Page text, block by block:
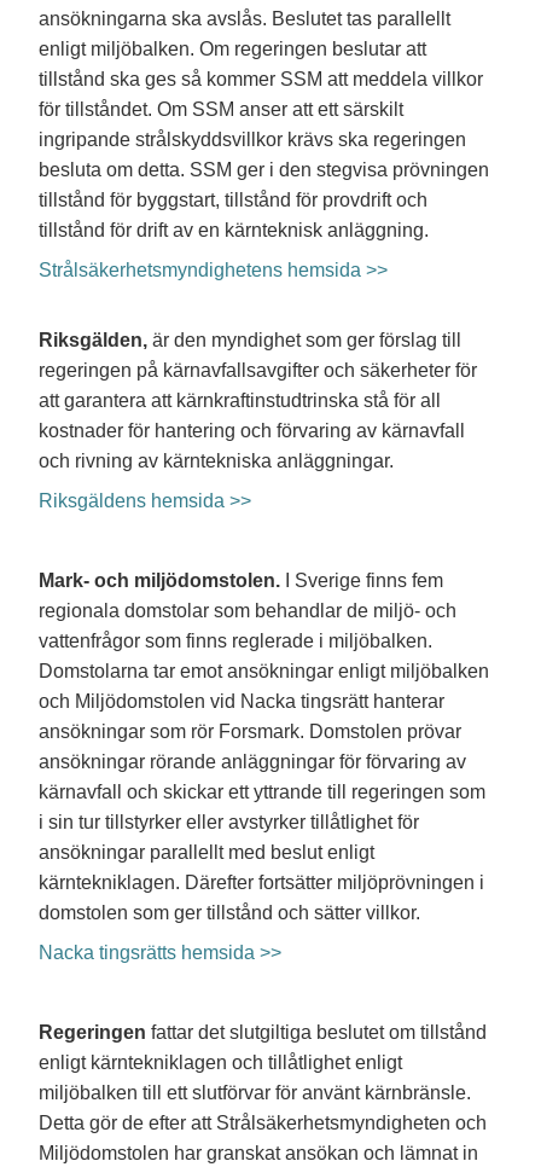
ansökningarna ska avslås. Beslutet tas parallellt
enligt miljöbalken. Om regeringen beslutar att
tillstånd ska ges så kommer SSM att meddela villkor
för tillståndet. Om SSM anser att ett särskilt
ingripande strålskyddsvillkor krävs ska regeringen
besluta om detta. SSM ger i den stegvisa prövningen
tillstånd för byggstart, tillstånd för provdrift och
tillstånd för drift av en kärnteknisk anläggning.
Strålsäkerhetsmyndighetens hemsida >>
Riksgälden, är den myndighet som ger förslag till
regeringen på kärnavfallsavgifter och säkerheter för
att garantera att kärnkraftinstudtrinska stå för all
kostnader för hantering och förvaring av kärnavfall
och rivning av kärntekniska anläggningar.
Riksgäldens hemsida >>
Mark- och miljödomstolen.
I Sverige finns fem
regionala domstolar som behandlar de miljö- och
vattenfrågor som finns reglerade i miljöbalken.
Domstolarna tar emot ansökningar enligt miljöbalken
och Miljödomstolen vid Nacka tingsrätt hanterar
ansökningar som rör Forsmark. Domstolen prövar
ansökningar rörande anläggningar för förvaring av
kärnavfall och skickar ett yttrande till regeringen som
i sin tur tillstyrker eller avstyrker tillåtlighet för
ansökningar parallellt med beslut enligt
kärntekniklagen. Därefter fortsätter miljöprövningen i
domstolen som ger tillstånd och sätter villkor.
Nacka tingsrätts hemsida >>
Regeringen fattar det slutgiltiga beslutet om tillstånd
enligt kärntekniklagen och tillåtlighet enligt
miljöbalken till ett slutförvar för använt kärnbränsle.
Detta gör de efter att Strålsäkerhetsmyndigheten och
Miljödomstolen har granskat ansökan och lämnat in